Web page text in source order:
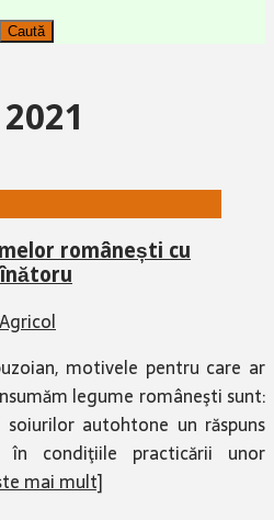
românești cu
motivele pentru care ar
legume româneşti sunt:
autohtone un răspuns
condiţiile practicării unor
mai mult]